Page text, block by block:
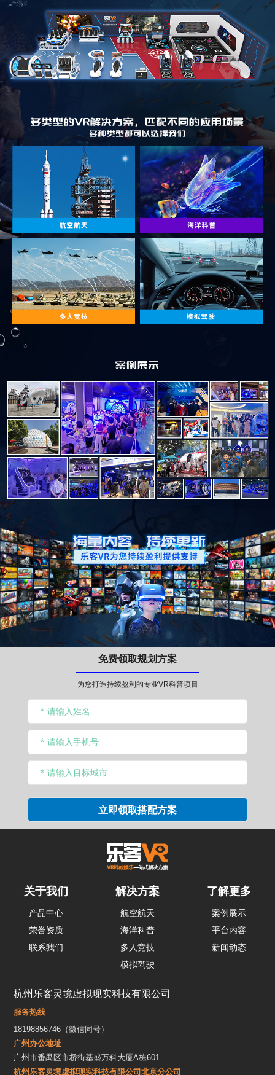
免费领取规划方案
为您打造持续盈利的专业VR科普项目
关于我们
产品中心
荣誉资质
联系我们
解决方案
航空航天
海洋科普
多人竞技
模拟驾驶
了解更多
案例展示
平台内容
新闻动态
杭州乐客灵境虚拟现实科技有限公司
服务热线
18198856746（微信同号）
广州办公地址
广州市番禺区市桥街基盛万科大厦A栋601
杭州乐客灵境虚拟现实科技有限公司北京分公司